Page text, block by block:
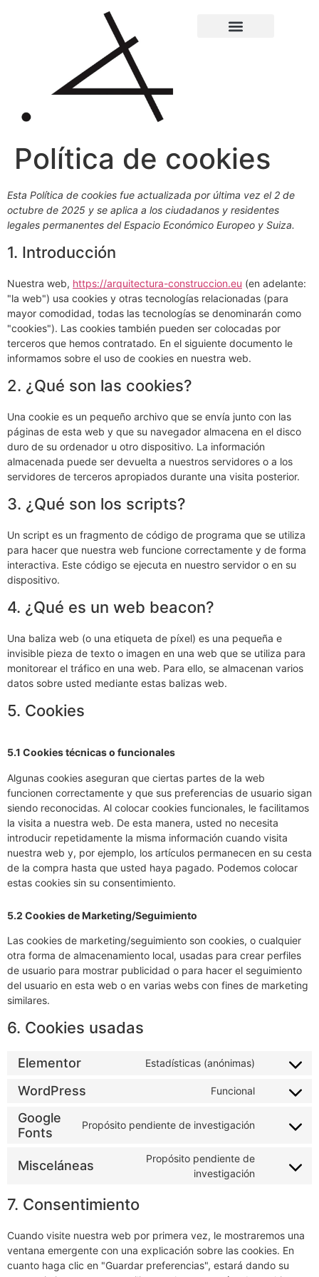
Política de cookies
Esta Política de cookies fue actualizada por última vez el 2 de
octubre de 2025 y se aplica a los ciudadanos y residentes
legales permanentes del Espacio Económico Europeo y Suiza.
1. Introducción
Nuestra web, https://arquitectura-construccion.eu (en adelante:
"la web") usa cookies y otras tecnologías relacionadas (para
mayor comodidad, todas las tecnologías se denominarán como
"cookies"). Las cookies también pueden ser colocadas por
terceros que hemos contratado. En el siguiente documento le
informamos sobre el uso de cookies en nuestra web.
2. ¿Qué son las cookies?
Una cookie es un pequeño archivo que se envía junto con las
páginas de esta web y que su navegador almacena en el disco
duro de su ordenador u otro dispositivo. La información
almacenada puede ser devuelta a nuestros servidores o a los
servidores de terceros apropiados durante una visita posterior.
3. ¿Qué son los scripts?
Un script es un fragmento de código de programa que se utiliza
para hacer que nuestra web funcione correctamente y de forma
interactiva. Este código se ejecuta en nuestro servidor o en su
dispositivo.
4. ¿Qué es un web beacon?
Una baliza web (o una etiqueta de píxel) es una pequeña e
invisible pieza de texto o imagen en una web que se utiliza para
monitorear el tráfico en una web. Para ello, se almacenan varios
datos sobre usted mediante estas balizas web.
5. Cookies
5.1 Cookies técnicas o funcionales
Algunas cookies aseguran que ciertas partes de la web
funcionen correctamente y que sus preferencias de usuario sigan
siendo reconocidas. Al colocar cookies funcionales, le facilitamos
la visita a nuestra web. De esta manera, usted no necesita
introducir repetidamente la misma información cuando visita
nuestra web y, por ejemplo, los artículos permanecen en su cesta
de la compra hasta que usted haya pagado. Podemos colocar
estas cookies sin su consentimiento.
5.2 Cookies de Marketing/Seguimiento
Las cookies de marketing/seguimiento son cookies, o cualquier
otra forma de almacenamiento local, usadas para crear perfiles
de usuario para mostrar publicidad o para hacer el seguimiento
del usuario en esta web o en varias webs con fines de marketing
similares.
6. Cookies usadas
Elementor Estadísticas (anónimas)
WordPress Funcional
Google
Fonts
Propósito pendiente de investigación
Misceláneas
Propósito pendiente de
investigación
7. Consentimiento
Cuando visite nuestra web por primera vez, le mostraremos una
ventana emergente con una explicación sobre las cookies. En
cuanto haga clic en "Guardar preferencias", estará dando su